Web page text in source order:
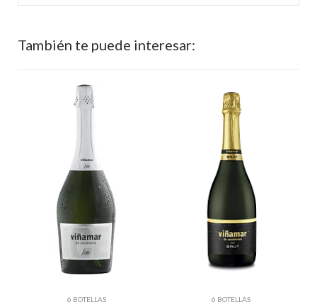
También te puede interesar:
6 BOTELLAS 6 BOTELLAS